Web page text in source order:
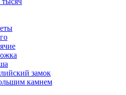
замок
камнем